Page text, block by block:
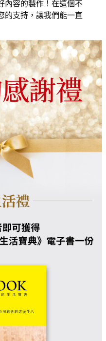
內容的製作！在這個不
的支持，讓我們能一直